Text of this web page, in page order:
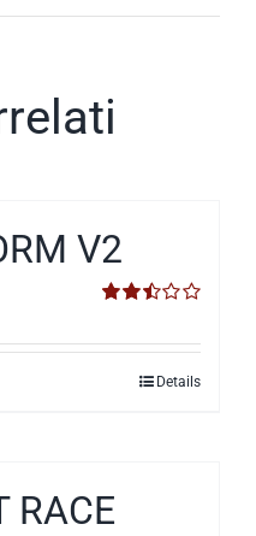
V2
2.51
su 5
Details
RACE